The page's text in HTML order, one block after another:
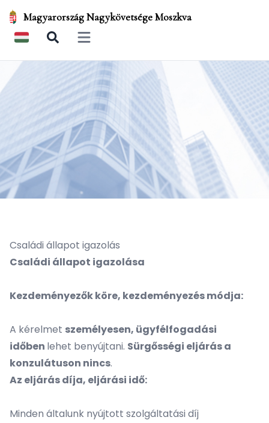
Magyarország Nagykövetsége Moszkva
Open main menu
Családi állapot igazolás
Családi állapot igazolása
Kezdeményezők köre, kezdeményezés módja:
A kérelmet személyesen, ügyfélfogadási
időben lehet benyújtani. Sürgősségi eljárás a
konzulátuson nincs.
Az eljárás díja, eljárási idő:
Minden általunk nyújtott szolgáltatási díj